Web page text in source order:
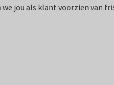
jou als klant voorzien van